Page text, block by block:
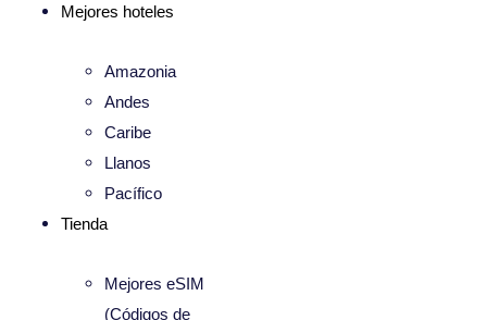
Mejores hoteles
Amazonia
Andes
Caribe
Llanos
Pacífico
Tienda
Mejores eSIM
(Códigos de